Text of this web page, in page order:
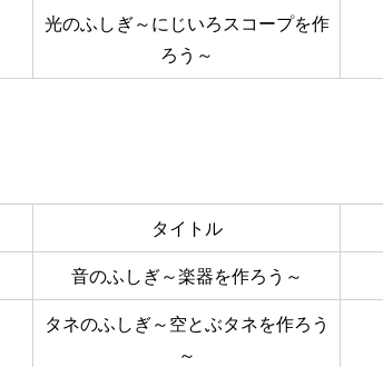
光のふしぎ～にじいろスコープを作
ろう～
タイトル
音のふしぎ～楽器を作ろう～
タネのふしぎ～空とぶタネを作ろう
～